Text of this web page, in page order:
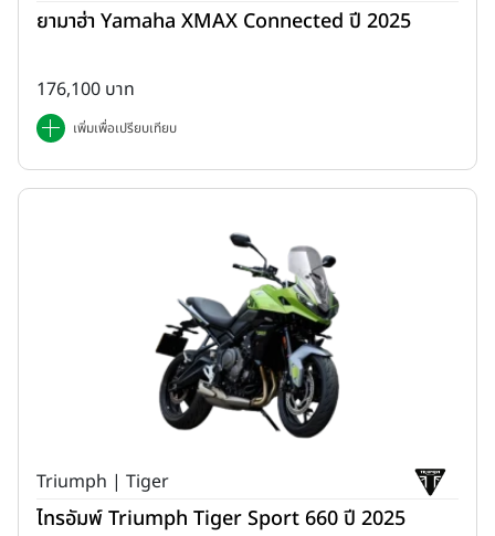
ยามาฮ่า Yamaha XMAX Connected ปี 2025
176,100 บาท
เพิ่มเพื่อเปรียบเทียบ
Triumph | Tiger
ไทรอัมพ์ Triumph Tiger Sport 660 ปี 2025